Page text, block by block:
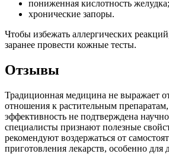
пониженная кислотность желудка;
хронические запоры.
Чтобы избежать аллергических
заранее провести кожные тесты.
Отзывы
Традиционная медицина не выражает
отношения к растительным
эффективность не подтверждена
специалисты признают полезные
рекомендуют воздержаться от
приготовления лекарств, особенно для